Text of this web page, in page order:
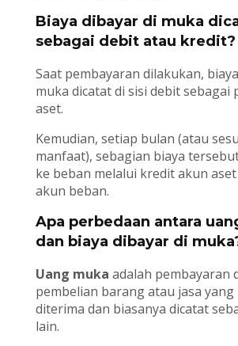
Biaya dibayar di muka
sebagai debit atau kredit?
Saat pembayaran dilakukan,
muka dicatat di sisi debit sebagai
aset.
Kemudian, setiap bulan (atau
manfaat), sebagian biaya
ke beban melalui kredit akun
akun beban.
Apa perbedaan antara
dan biaya dibayar di
Uang muka adalah pembayaran
pembelian barang atau jasa yang
diterima dan biasanya dicatat
lain.